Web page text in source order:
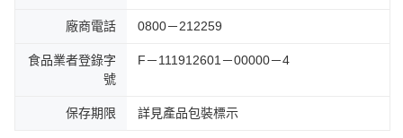
廠商電話 0800－212259
食品業者登錄字
號
F－111912601－00000－4
保存期限 詳見產品包裝標示